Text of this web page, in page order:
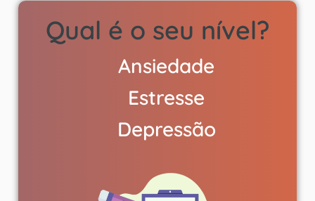
Qual é o seu nível?
Ansiedade
Estresse
Depressão